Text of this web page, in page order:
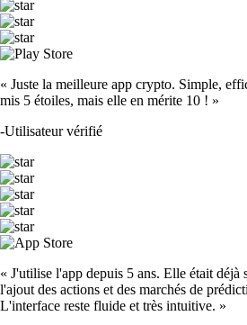
« Juste la meilleure app crypto. Simple,
mis 5 étoiles, mais elle en mérite 10 ! »
-Utilisateur vérifié
« J'utilise l'app depuis 5 ans. Elle était déjà
l'ajout des actions et des marchés de
L'interface reste fluide et très intuitive. »